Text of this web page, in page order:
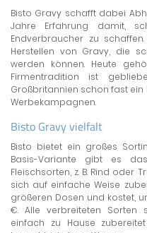
Bisto Gravy schafft dabei
Jahre Erfahrung damit,
Endverbraucher zu
Herstellen von Gravy, die
werden können. Heute
Firmentradition ist
Großbritannien schon fast ein
Werbekampagnen.
Bisto Gravy vielfalt
Bisto bietet ein großes
Basis-Variante gibt es
Fleischsorten, z. B. Rind oder
sich auf einfache Weise
größeren Dosen und kostet,
€. Alle verbreiteten Sorten
einfach zu Hause